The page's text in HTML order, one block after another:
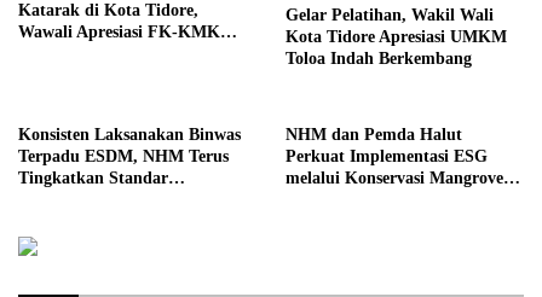
Katarak di Kota Tidore,
Wawali Apresiasi FK-KMK
Gelar Pelatihan, Wakil Wali
Kota Tidore Apresiasi UMKM
Toloa Indah Berkembang
Konsisten Laksanakan Binwas
Terpadu ESDM, NHM Terus
Tingkatkan Standar
NHM dan Pemda Halut
Perkuat Implementasi ESG
melalui Konservasi Mangrove